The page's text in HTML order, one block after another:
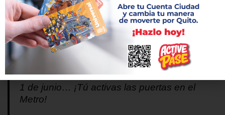
a las puertas es una infracción leve, con sanción del 25 % de un
salario básico unificado y, por otro lado, obstaculizar o forzar el
cierre de puertas conlleva una sanción correspondiente a un
salario básico.
#ElMetroDeQuitoRenace
1 de junio… ¡Tú activas las puertas en el
Metro!